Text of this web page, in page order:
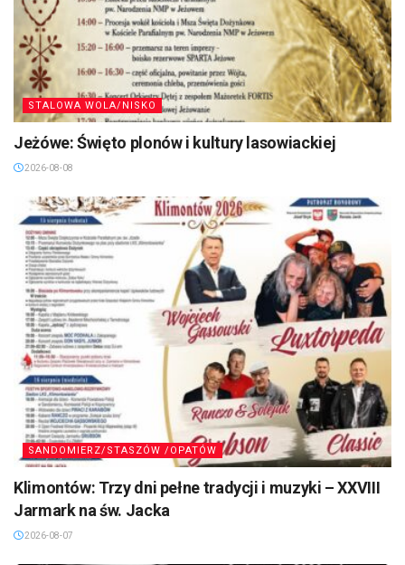
STALOWA WOLA/NISKO
Jeżówe: Święto plonów i kultury lasowiackiej
2026-08-08
SANDOMIERZ/STASZÓW /OPATÓW
Klimontów: Trzy dni pełne tradycji i muzyki – XXVIII
Jarmark na św. Jacka
2026-08-07